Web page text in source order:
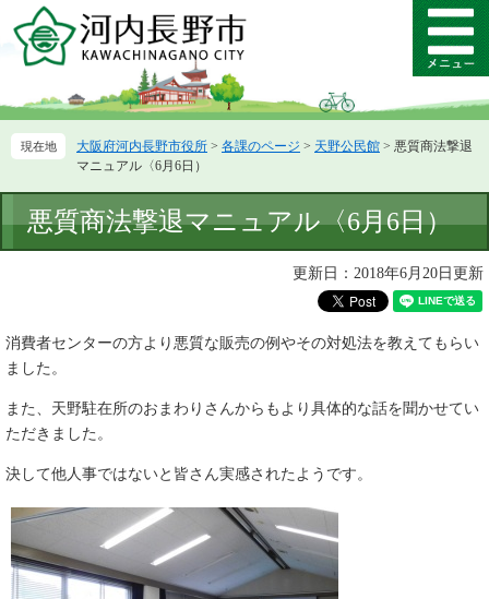
ー
先
ニ
を
て
メ
ニ
ー
大阪府河内長野市役所 > 各課のページ > 天野公民館 > 悪質商法撃退
マニュアル〈6月6日）
文
悪質商法撃退マニュアル〈6月6日）
更新日：2018年6月20日更新
消費者センターの方より悪質な販売の例やその対処法を教えてもらい
ました。
また、天野駐在所のおまわりさんからもより具体的な話を聞かせてい
ただきました。
決して他人事ではないと皆さん実感されたようです。